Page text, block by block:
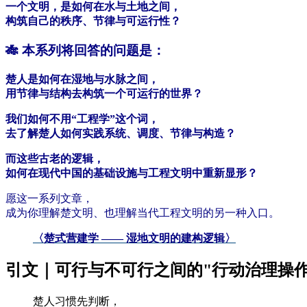
一个文明，是如何在水与土地之间，
构筑自己的秩序、节律与可运行性？
🎋 本系列将回答的问题是：
楚人是如何在湿地与水脉之间，
用节律与结构去构筑一个可运行的世界？
我们如何不用“工程学”这个词，
去了解楚人如何实践系统、调度、节律与构造？
而这些古老的逻辑，
如何在现代中国的基础设施与工程文明中重新显形？
愿这一系列文章，
成为你理解楚文明、也理解当代工程文明的另一种入口。
〈楚式营建学 —— 湿地文明的建构逻辑〉
引文｜可行与不可行之间的"行动治理操
楚人习惯先判断，